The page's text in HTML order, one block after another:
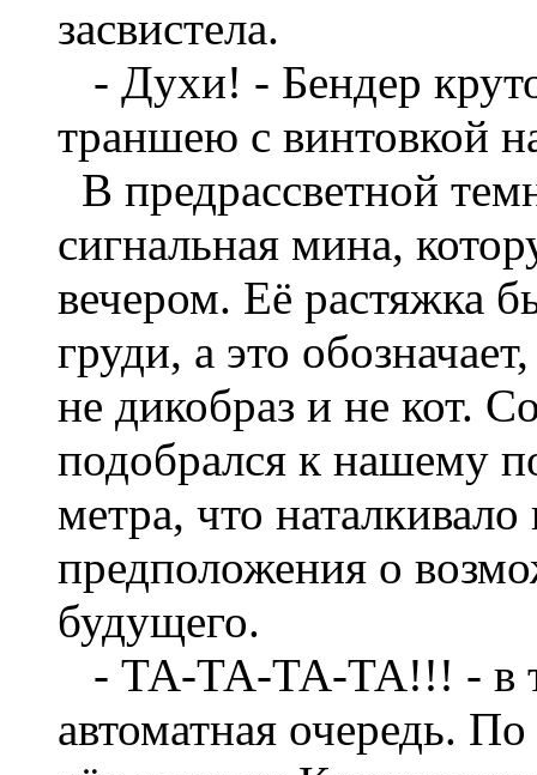
засвистела.
- Духи! - Бендер
траншею с винтовкой
В предрассветной
сигнальная мина,
вечером. Её растяжка
груди, а это
не дикобраз и не кот.
подобрался к нашему
метра, что
предположения о
будущего.
- ТА-ТА-ТА-ТА!!! - в
автоматная очередь.